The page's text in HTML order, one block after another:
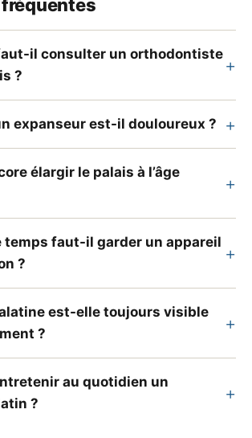
il consulter un orthodontiste
?
+
expanseur est-il douloureux ? +
élargir le palais à l’âge
+
temps faut-il garder un appareil
?
+
est-elle toujours visible
?
+
au quotidien un
?
+